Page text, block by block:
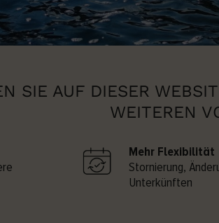
SIE AUF DIESER
WEITEREN
Mehr Flexibilität
Stornierung,
Unterkünften